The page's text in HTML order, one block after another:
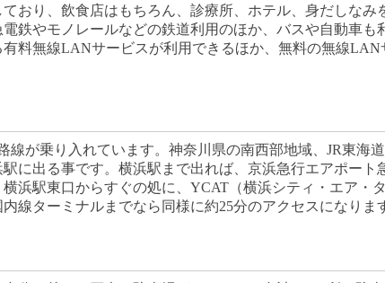
おり、飲食店はもちろん、診療所、ホテル、身だしなみ
鉄やモノレールなどの鉄道利用のほか、バスや自動車も
料無線LANサービスが利用できるほか、無料の無線LAN
が乗り入れています。神奈川県の南西部地域、JR東海道
に出る事です。横浜駅まで出れば、京浜急行エアポート
浜駅東口からすぐの処に、YCAT（横浜シティ・エア・
線ターミナルまでなら同様に約25分のアクセスになりま